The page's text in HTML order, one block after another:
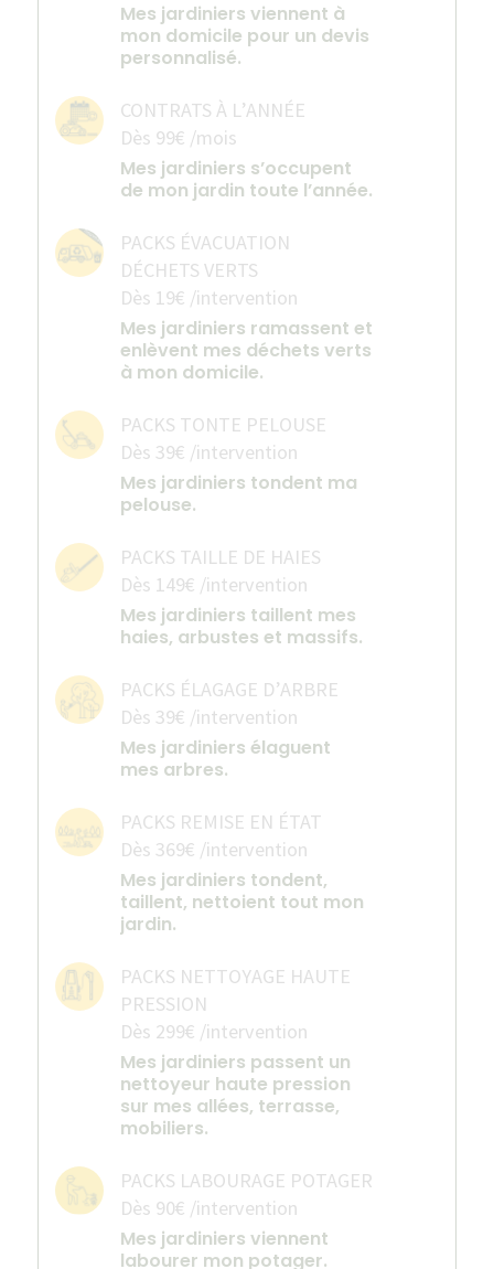
Mes jardiniers viennent à
mon domicile pour un devis
personnalisé.
CONTRATS À L’ANNÉE
Dès 99€ /mois
Mes jardiniers s’occupent
de mon jardin toute l’année.
PACKS ÉVACUATION
DÉCHETS VERTS
Dès 19€ /intervention
Mes jardiniers ramassent et
enlèvent mes déchets verts
à mon domicile.
PACKS TONTE PELOUSE
Dès 39€ /intervention
Mes jardiniers tondent ma
pelouse.
PACKS TAILLE DE HAIES
Dès 149€ /intervention
Mes jardiniers taillent mes
haies, arbustes et massifs.
PACKS ÉLAGAGE D’ARBRE
Dès 39€ /intervention
Mes jardiniers élaguent
mes arbres.
PACKS REMISE EN ÉTAT
Dès 369€ /intervention
Mes jardiniers tondent,
taillent, nettoient tout mon
jardin.
PACKS NETTOYAGE HAUTE
PRESSION
Dès 299€ /intervention
Mes jardiniers passent un
nettoyeur haute pression
sur mes allées, terrasse,
mobiliers.
PACKS LABOURAGE POTAGER
Dès 90€ /intervention
Mes jardiniers viennent
labourer mon potager.